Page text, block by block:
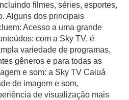
filmes, séries, esportes,
Alguns dos principais
Acesso a uma grande
com a Sky TV, é
variedade de programas,
gêneros e para todas as
e som: a Sky TV Caiuá
de imagem e som,
de visualização mais